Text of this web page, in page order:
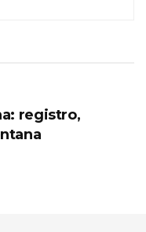
registro,